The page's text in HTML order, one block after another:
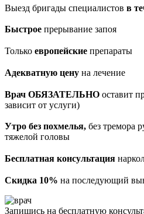
Выезд бригады специалистов в
Быстрое прерывание запоя
Только европейские препараты
Адекватную цену на лечение
Врач ОБЯЗАТЕЛЬНО оставит
зависит от услуги)
Утро без похмелья, без тремора
тяжелой головы
Бесплатная консультация
Скидка 10% на последующий
Запишись на бесплатную